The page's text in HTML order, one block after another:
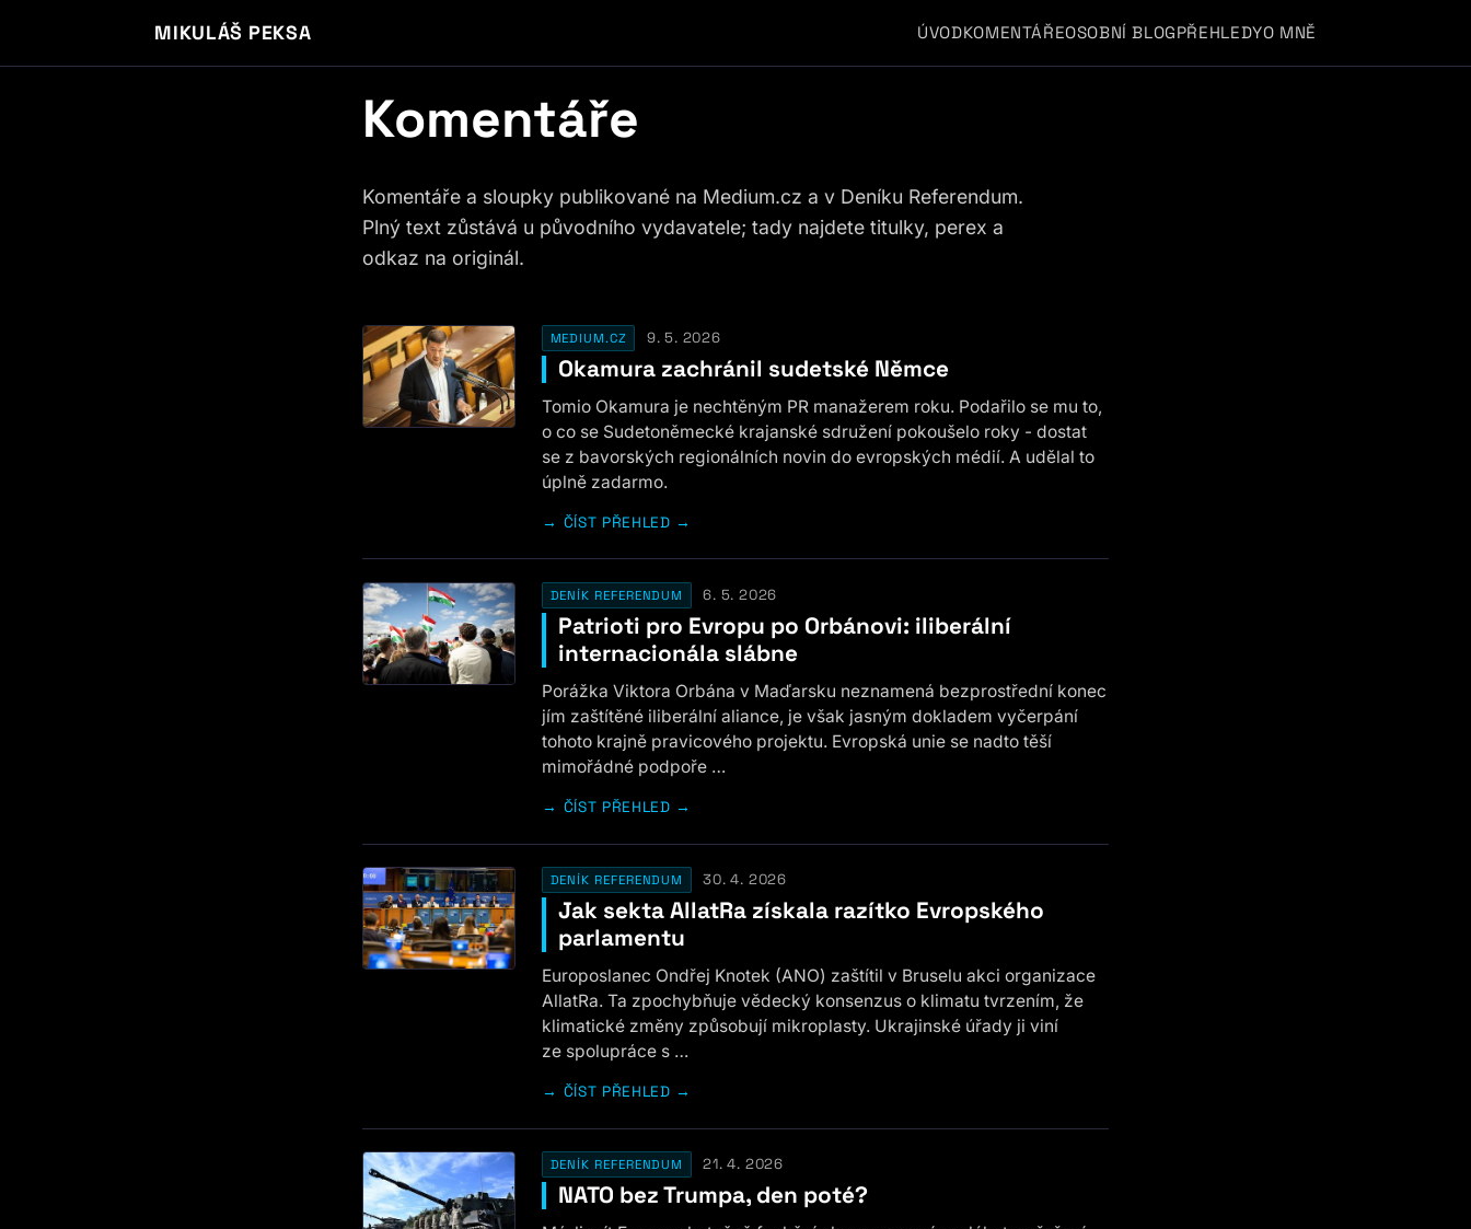
MIKULÁŠ PEKSA ÚVODKOMENTÁŘEOSOBNÍ BLOGPŘEHLEDYO MNĚ
Komentáře
Komentáře a sloupky publikované na Medium.cz a v Deníku Referendum.
Plný text zůstává u původního vydavatele; tady najdete titulky, perex a
odkaz na originál.
MEDIUM.CZ 9. 5. 2026
Okamura zachránil sudetské Němce
Tomio Okamura je nechtěným PR manažerem roku. Podařilo se mu to,
o co se Sudetoněmecké krajanské sdružení pokoušelo roky - dostat
se z bavorských regionálních novin do evropských médií. A udělal to
úplně zadarmo.
ČÍST PŘEHLED →
DENÍK REFERENDUM 6. 5. 2026
Patrioti pro Evropu po Orbánovi: iliberální
internacionála slábne
Porážka Viktora Orbána v Maďarsku neznamená bezprostřední konec
jím zaštítěné iliberální aliance, je však jasným dokladem vyčerpání
tohoto krajně pravicového projektu. Evropská unie se nadto těší
mimořádné podpoře …
ČÍST PŘEHLED →
DENÍK REFERENDUM 30. 4. 2026
Jak sekta AllatRa získala razítko Evropského
parlamentu
Europoslanec Ondřej Knotek (ANO) zaštítil v Bruselu akci organizace
AllatRa. Ta zpochybňuje vědecký konsenzus o klimatu tvrzením, že
klimatické změny způsobují mikroplasty. Ukrajinské úřady ji viní
ze spolupráce s …
ČÍST PŘEHLED →
DENÍK REFERENDUM 21. 4. 2026
NATO bez Trumpa, den poté?